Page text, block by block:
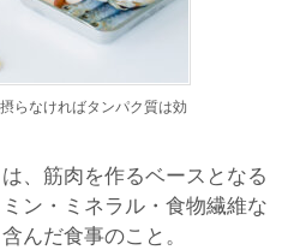
らなければタンパク質は効
、筋肉を作るベースとなる
ン・ミネラル・食物繊維な
んだ食事のこと。